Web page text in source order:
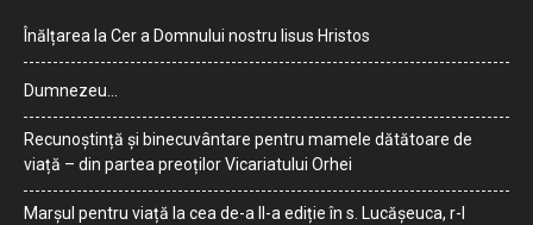
Înălțarea la Cer a Domnului nostru Iisus Hristos
Dumnezeu…
Recunoștință și binecuvântare pentru mamele dătătoare de
viață – din partea preoților Vicariatului Orhei
Marșul pentru viață la cea de-a II-a ediție în s. Lucășeuca, r-l